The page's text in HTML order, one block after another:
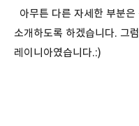
아무튼 다른 자세한 부분
소개하도록 하겠습니다. 그
레이니아였습니다.:)